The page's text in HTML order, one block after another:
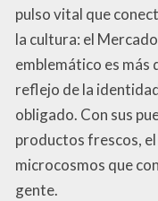
pulso vital que
la cultura: el
emblemático es más
reflejo de la
obligado. Con sus
productos frescos,
microcosmos que
gente.